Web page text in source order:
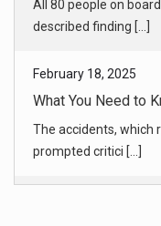
The accidents, which
prompted critici [...]
February 18, 2025
What We Know
All 80 people aboard
clambered out o [...]